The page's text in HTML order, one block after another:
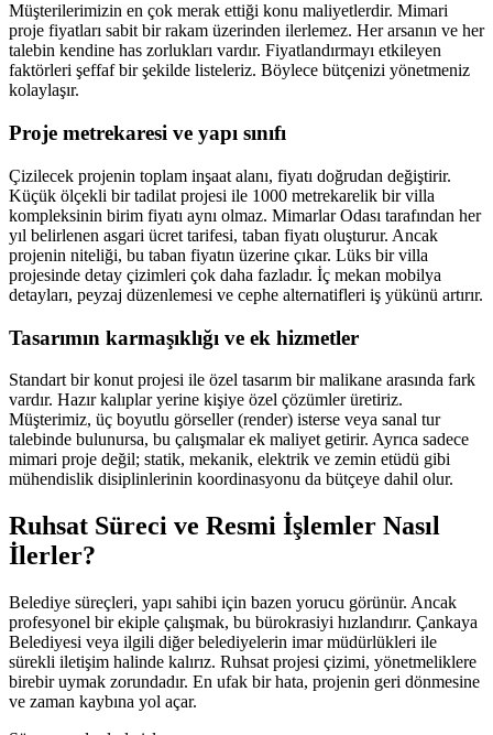
Müşterilerimizin en çok merak ettiği konu maliyetlerdir. Mimari
proje fiyatları sabit bir rakam üzerinden ilerlemez. Her arsanın ve her
talebin kendine has zorlukları vardır. Fiyatlandırmayı etkileyen
faktörleri şeffaf bir şekilde listeleriz. Böylece bütçenizi yönetmeniz
kolaylaşır.
Proje metrekaresi ve yapı sınıfı
Çizilecek projenin toplam inşaat alanı, fiyatı doğrudan değiştirir.
Küçük ölçekli bir tadilat projesi ile 1000 metrekarelik bir villa
kompleksinin birim fiyatı aynı olmaz. Mimarlar Odası tarafından her
yıl belirlenen asgari ücret tarifesi, taban fiyatı oluşturur. Ancak
projenin niteliği, bu taban fiyatın üzerine çıkar. Lüks bir villa
projesinde detay çizimleri çok daha fazladır. İç mekan mobilya
detayları, peyzaj düzenlemesi ve cephe alternatifleri iş yükünü artırır.
Tasarımın karmaşıklığı ve ek hizmetler
Standart bir konut projesi ile özel tasarım bir malikane arasında fark
vardır. Hazır kalıplar yerine kişiye özel çözümler üretiriz.
Müşterimiz, üç boyutlu görseller (render) isterse veya sanal tur
talebinde bulunursa, bu çalışmalar ek maliyet getirir. Ayrıca sadece
mimari proje değil; statik, mekanik, elektrik ve zemin etüdü gibi
mühendislik disiplinlerinin koordinasyonu da bütçeye dahil olur.
Ruhsat Süreci ve Resmi İşlemler Nasıl
İlerler?
Belediye süreçleri, yapı sahibi için bazen yorucu görünür. Ancak
profesyonel bir ekiple çalışmak, bu bürokrasiyi hızlandırır. Çankaya
Belediyesi veya ilgili diğer belediyelerin imar müdürlükleri ile
sürekli iletişim halinde kalırız. Ruhsat projesi çizimi, yönetmeliklere
birebir uymak zorundadır. En ufak bir hata, projenin geri dönmesine
ve zaman kaybına yol açar.